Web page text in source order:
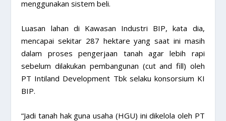
menggunakan sistem beli.
Luasan lahan di Kawasan Industri BIP, kata dia,
mencapai sekitar 287 hektare yang saat ini masih
dalam proses pengerjaan tanah agar lebih rapi
sebelum dilakukan pembangunan (cut and fill) oleh
PT Intiland Development Tbk selaku konsorsium KI
BIP.
“Jadi tanah hak guna usaha (HGU) ini dikelola oleh PT